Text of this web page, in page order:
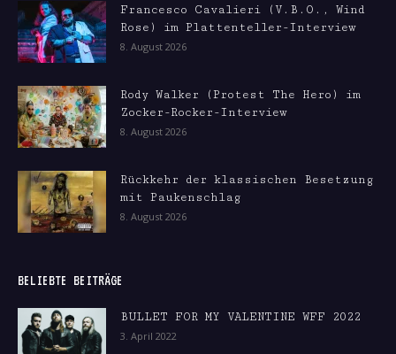
Francesco Cavalieri (V.B.O., Wind
Rose) im Plattenteller-Interview
8. August 2026
Rody Walker (Protest The Hero) im
Zocker-Rocker-Interview
8. August 2026
Rückkehr der klassischen Besetzung
mit Paukenschlag
8. August 2026
BELIEBTE BEITRÄGE
BULLET FOR MY VALENTINE WFF 2022
3. April 2022